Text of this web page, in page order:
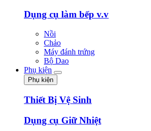
Dụng cụ làm bếp v.v
Nồi
Chảo
Máy đánh trứng
Bộ Dao
Phụ kiện
Phụ kiện
Thiết Bị Vệ Sinh
Dụng cụ Giữ Nhiệt